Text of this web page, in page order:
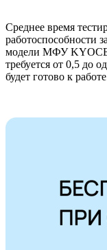
Среднее время
работоспособности
модели МФУ
требуется от 0,5 до
будет готово к